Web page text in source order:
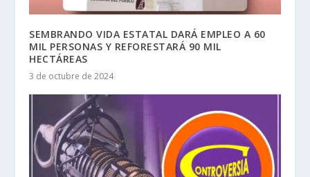
SEMBRANDO VIDA ESTATAL DARÁ EMPLEO A 60
MIL PERSONAS Y REFORESTARÁ 90 MIL
HECTÁREAS
3 de octubre de 2024